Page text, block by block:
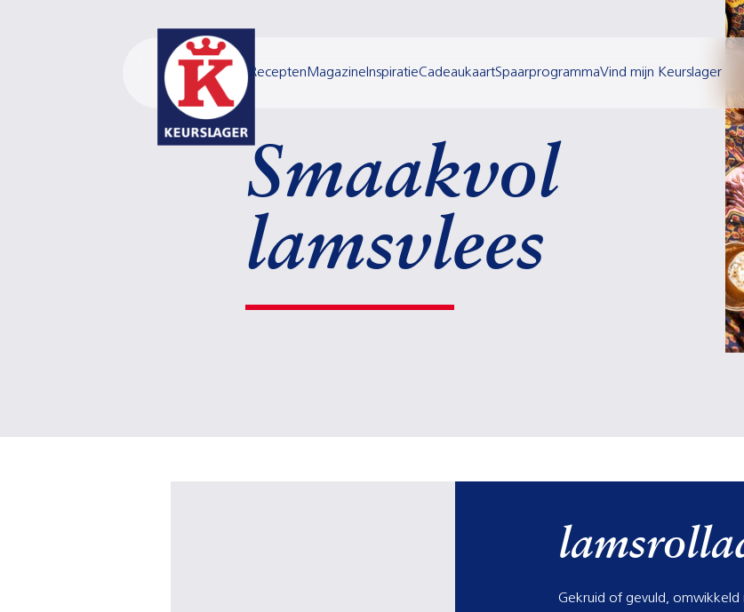
Recepten Magazine InspiratieCadeaukaartSpaarprogrammaVind mijn Keurslager
Smaakvol
lamsvlees
Gekruid of gevuld,